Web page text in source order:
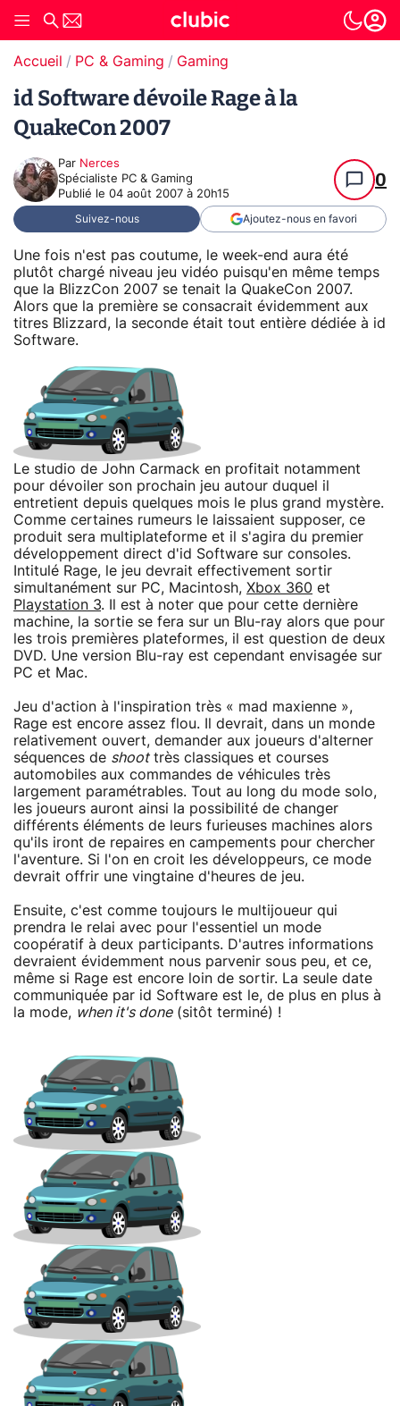
Accueil PC & Gaming Gaming
id Software dévoile Rage à la
QuakeCon 2007
Par Nerces
Spécialiste PC & Gaming
Publié le 04 août 2007 à 20h15
0
Suivez-nous Ajoutez-nous en favori
Une fois n'est pas coutume, le week-end aura été
plutôt chargé niveau jeu vidéo puisqu'en même temps
que la BlizzCon 2007 se tenait la QuakeCon 2007.
Alors que la première se consacrait évidemment aux
titres Blizzard, la seconde était tout entière dédiée à id
Software.
Le studio de John Carmack en profitait notamment
pour dévoiler son prochain jeu autour duquel il
entretient depuis quelques mois le plus grand mystère.
Comme certaines rumeurs le laissaient supposer, ce
produit sera multiplateforme et il s'agira du premier
développement direct d'id Software sur consoles.
Intitulé Rage, le jeu devrait effectivement sortir
simultanément sur PC, Macintosh, Xbox 360 et
Playstation 3. Il est à noter que pour cette dernière
machine, la sortie se fera sur un Blu-ray alors que pour
les trois premières plateformes, il est question de deux
DVD. Une version Blu-ray est cependant envisagée sur
PC et Mac.
Jeu d'action à l'inspiration très « mad maxienne »,
Rage est encore assez flou. Il devrait, dans un monde
relativement ouvert, demander aux joueurs d'alterner
séquences de shoottrès classiques et courses
automobiles aux commandes de véhicules très
largement paramétrables. Tout au long du mode solo,
les joueurs auront ainsi la possibilité de changer
différents éléments de leurs furieuses machines alors
qu'ils iront de repaires en campements pour chercher
l'aventure. Si l'on en croit les développeurs, ce mode
devrait offrir une vingtaine d'heures de jeu.
Ensuite, c'est comme toujours le multijoueur qui
prendra le relai avec pour l'essentiel un mode
coopératif à deux participants. D'autres informations
devraient évidemment nous parvenir sous peu, et ce,
même si Rage est encore loin de sortir. La seule date
communiquée par id Software est le, de plus en plus à
la mode, when it's done(sitôt terminé) !